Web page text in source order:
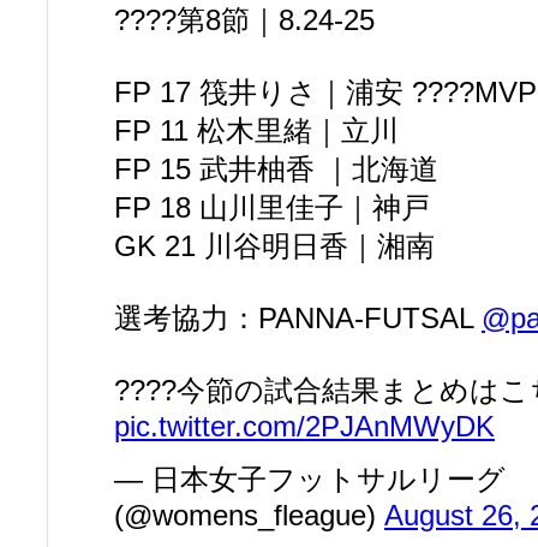
????第8節｜8.24-25
FP 17 筏井りさ｜浦安 ????MVP
FP 11 松木里緒｜立川
FP 15 武井柚香 ｜北海道
FP 18 山川里佳子｜神戸
GK 21 川谷明日香｜湘南
選考協力：PANNA-FUTSAL
????今節の試合結果まとめは
pic.twitter.com/2PJAnMWyDK
— 日本女子フットサルリーグ
(@womens_fleague) August 26,